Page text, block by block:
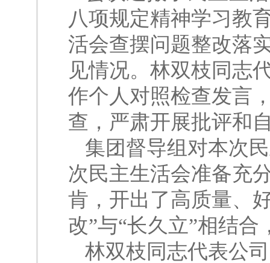
八项规定精神学习教
活会查摆问题整改落
见情况。林双枝同志
作个人对照检查发言
查，严肃开展批评和
集团督导组对本次
次民主生活会准备充
肯，开出了高质量、
改”与“长久立”相结
林双枝同志代表公